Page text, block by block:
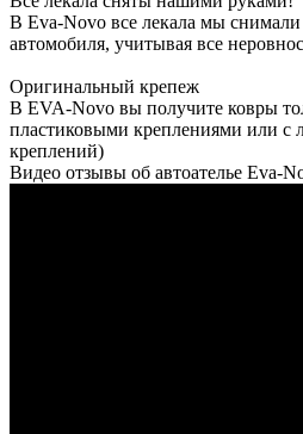
В Eva-Novo все лекала мы
автомобиля, учитывая все
Оригинальный крепеж
В EVA-Novo вы получите ковры
пластиковыми креплениями или с
креплений)
Видео отзывы об автоателье Eva-